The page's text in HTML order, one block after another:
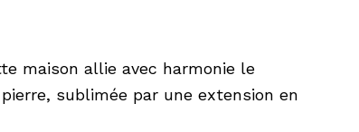
maison allie avec harmonie le
sublimée par une extension en